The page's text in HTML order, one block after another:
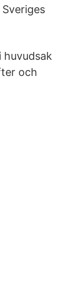
huvudsak
och